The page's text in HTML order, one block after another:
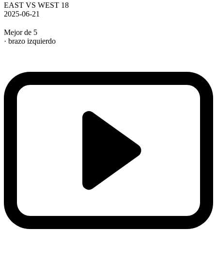
EAST VS WEST 18
2025-06-21
Mejor de 5
· brazo izquierdo